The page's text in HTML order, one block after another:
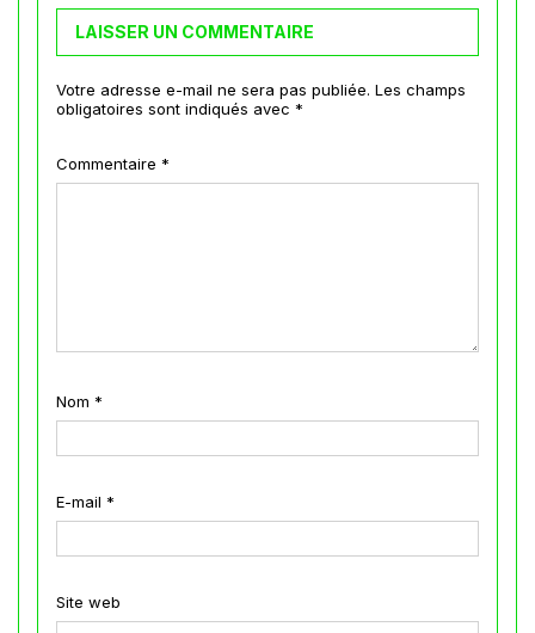
LAISSER UN COMMENTAIRE
Votre adresse e-mail ne sera pas publiée. Les champs
obligatoires sont indiqués avec *
Commentaire *
Nom *
E-mail *
Site web